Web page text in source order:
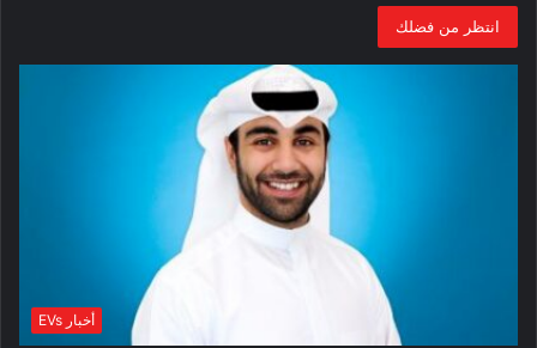
انتظر من فضلك
أخبار EVs